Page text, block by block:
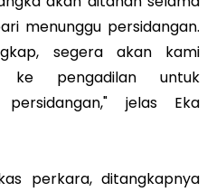
menunggu persidangan.
segera akan kami
ke pengadilan untuk
jelas Eka
perkara, ditangkapnya